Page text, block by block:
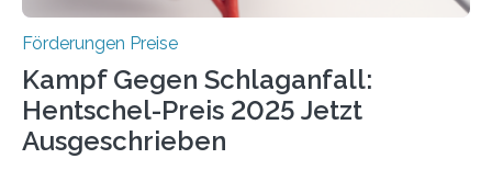
Förderungen Preise
Kampf Gegen Schlaganfall:
Hentschel-Preis 2025 Jetzt
Ausgeschrieben